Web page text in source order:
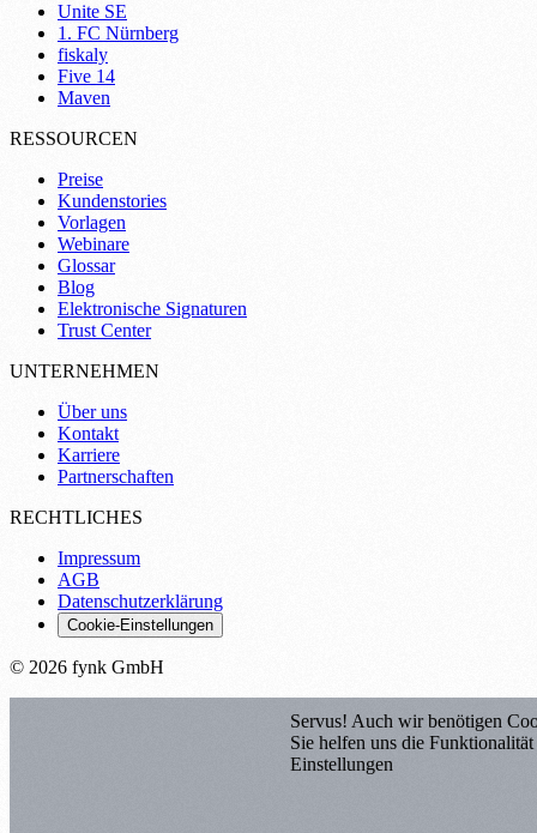
Unite SE
1. FC Nürnberg
fiskaly
Five 14
Maven
RESSOURCEN
Preise
Kundenstories
Vorlagen
Webinare
Glossar
Blog
Elektronische Signaturen
Trust Center
UNTERNEHMEN
Über uns
Kontakt
Karriere
Partnerschaften
RECHTLICHES
Impressum
AGB
Datenschutzerklärung
Cookie-Einstellungen
© 2026 fynk GmbH
Servus! Auch wir benötigen
Sie helfen uns die
Einstellungen